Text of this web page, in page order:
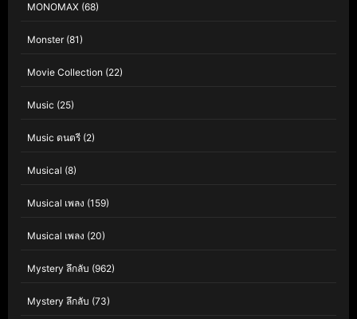
MONOMAX (68)
Monster(81)
Movie Collection (22)
Music (25)
Music ดนตรี (2)
Musical (8)
Musical เพลง (159)
Musical เพลง (20)
Mystery ลึกลับ (962)
Mystery ลึกลับ (73)